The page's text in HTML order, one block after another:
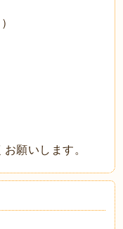
願いします。